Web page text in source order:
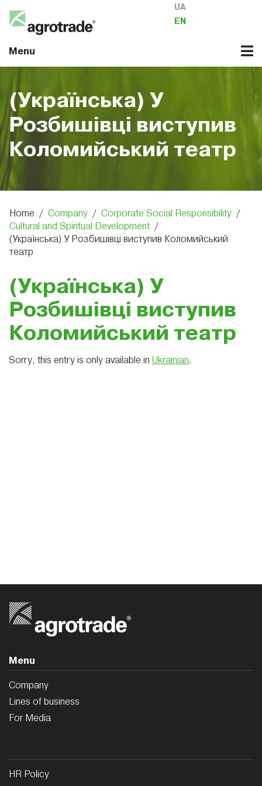
Menu
UA
EN
(Українська) У
Розбишівці виступив
Коломийський театр
Home / Company / Corporate Social Responsibility /
Cultural and Spiritual Development /
(Українська) У Розбишівці виступив Коломийський
театр
(Українська) У
Розбишівці виступив
Коломийський театр
Sorry, this entry is only available in Ukrainian.
Menu
Company
Lines of business
For Media
HR Policy